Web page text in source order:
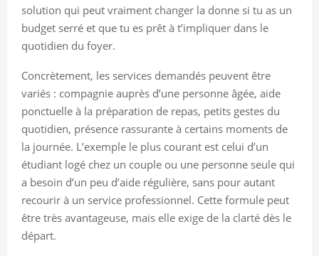
solution qui peut vraiment changer la donne si tu as un
budget serré et que tu es prêt à t’impliquer dans le
quotidien du foyer.
Concrètement, les services demandés peuvent être
variés : compagnie auprès d’une personne âgée, aide
ponctuelle à la préparation de repas, petits gestes du
quotidien, présence rassurante à certains moments de
la journée. L’exemple le plus courant est celui d’un
étudiant logé chez un couple ou une personne seule qui
a besoin d’un peu d’aide régulière, sans pour autant
recourir à un service professionnel. Cette formule peut
être très avantageuse, mais elle exige de la clarté dès le
départ.